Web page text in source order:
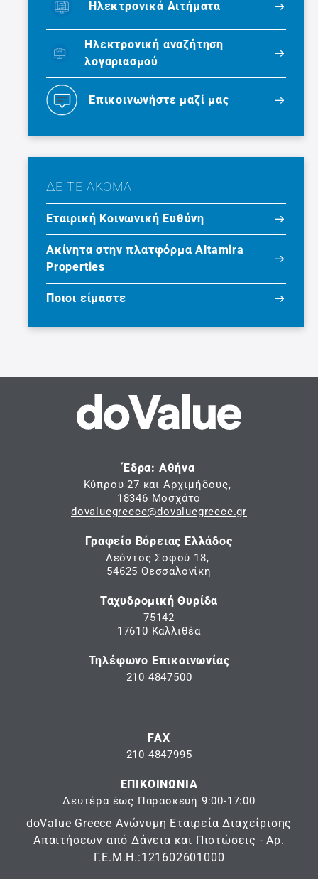
Ηλεκτρονικά Αιτήματα
Ηλεκτρονική αναζήτηση
λογαριασμού
Επικοινωνήστε μαζί μας
ΔΕΙΤΕ ΑΚΟΜΑ
Εταιρική Κοινωνική Ευθύνη
Ακίνητα στην πλατφόρμα Altamira
Properties
Ποιοι είμαστε
Έδρα: Αθήνα
Κύπρου 27 και Αρχιμήδους,
18346 Μοσχάτο
dovaluegreece@dovaluegreece.gr
Γραφείο Βόρειας Ελλάδος
Λεόντος Σοφού 18,
54625 Θεσσαλονίκη
Ταχυδρομική Θυρίδα
75142
17610 Καλλιθέα
Τηλέφωνο Επικοινωνίας
210 4847500
FAX
210 4847995
ΕΠΙΚΟΙΝΩΝΙΑ
Δευτέρα έως Παρασκευή 9:00-17:00
doValue Greece Ανώνυμη Εταιρεία Διαχείρισης
Απαιτήσεων από Δάνεια και Πιστώσεις - Αρ.
Γ.Ε.Μ.Η.:121602601000